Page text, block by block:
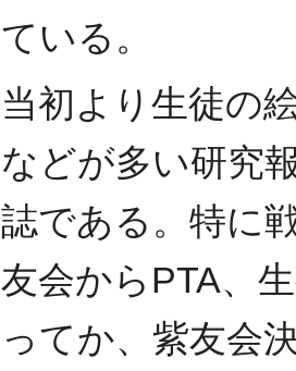
ている。
当初より生徒の
などが多い研究
誌である。特に
友会からPTA、
ってか、紫友会